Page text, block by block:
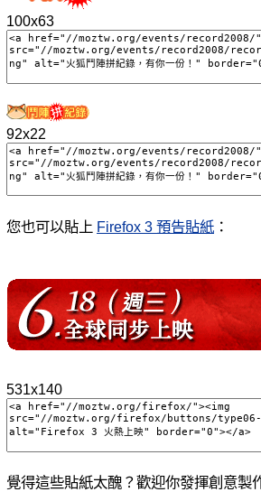
100x63
92x22
您也可以貼上 Firefox 3 預告貼紙 ：
531x140
覺得這些貼紙太醜？歡迎你發揮創意製